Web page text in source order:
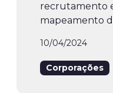
recrutamento
mapeamento
10/04/2024
Corporações